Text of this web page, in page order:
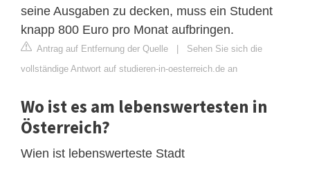
seine Ausgaben zu decken, muss ein Student
knapp 800 Euro pro Monat aufbringen.
Antrag auf Entfernung der Quelle | Sehen Sie sich die
vollständige Antwort auf studieren-in-oesterreich.de an
Wo ist es am lebenswertesten in
Österreich?
Wien ist lebenswerteste Stadt